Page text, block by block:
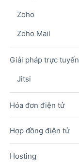
Zoho
Zoho Mail
Giải pháp trực tuyến
Jitsi
Hóa đơn điện tử
Hợp đồng điện tử
Hosting